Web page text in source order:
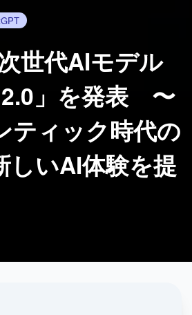
世代AIモデル
2.0」を発表 〜
ティック時代の
しいAI体験を提